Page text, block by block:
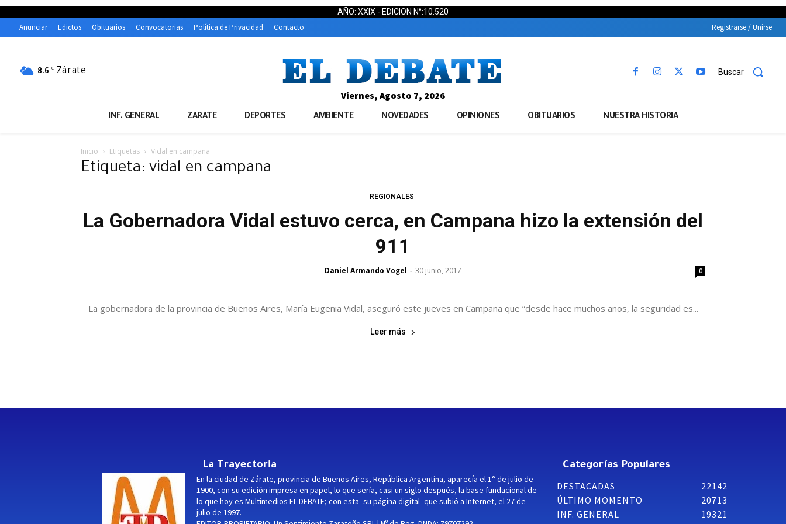
AÑO: XXIX - EDICION N°:10.520
Anunciar Edictos Obituarios Convocatorias Política de Privacidad Contacto Registrarse / Unirse
8.6 C Zárate Buscar
Viernes, Agosto 7, 2026
INF. GENERAL ZARATE DEPORTES AMBIENTE NOVEDADES OPINIONES OBITUARIOS NUESTRA HISTORIA
Inicio Etiquetas Vidal en campana
Etiqueta: vidal en campana
REGIONALES
La Gobernadora Vidal estuvo cerca, en Campana hizo la extensión del
911
Daniel Armando Vogel - 30 junio, 2017 0
La gobernadora de la provincia de Buenos Aires, María Eugenia Vidal, aseguró este jueves en Campana que “desde hace muchos años, la seguridad es...
Leer más
La Trayectoria
En la ciudad de Zárate, provincia de Buenos Aires, República Argentina, aparecía el 1° de julio de
1900, con su edición impresa en papel, lo que sería, casi un siglo después, la base fundacional de
lo que hoy es Multimedios EL DEBATE; con esta -su página digital- que subió a Internet, el 27 de
julio de 1997.
Categorías Populares
DESTACADAS
22142
ÚLTIMO MOMENTO
20713
INF. GENERAL
19321